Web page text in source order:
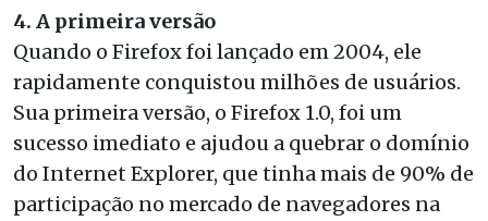
4. A primeira versão
Quando o Firefox foi lançado em 2004, ele
rapidamente conquistou milhões de usuários.
Sua primeira versão, o Firefox 1.0, foi um
sucesso imediato e ajudou a quebrar o domínio
do Internet Explorer, que tinha mais de 90% de
participação no mercado de navegadores na